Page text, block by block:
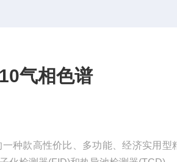
气相色谱
种款高性价比、多功能、经济实用